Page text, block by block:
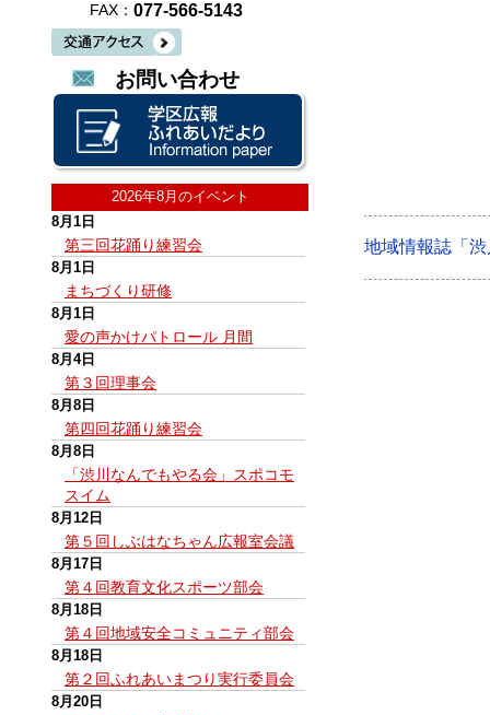
FAX： 077-566-5143
お問い合わせ
2026年8月のイベント
8月1日
第三回花踊り練習会
8月1日
まちづくり研修
8月1日
愛の声かけパトロール 月間
8月4日
第３回理事会
8月8日
第四回花踊り練習会
8月8日
「渋川なんでもやる会」スポコモ
スイム
8月12日
第５回しぶはなちゃん広報室会議
8月17日
第４回教育文化スポーツ部会
8月18日
第４回地域安全コミュニティ部会
8月18日
第２回ふれあいまつり実行委員会
8月20日
地域情報誌「